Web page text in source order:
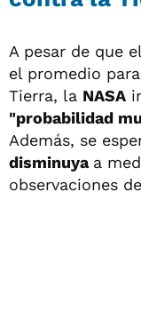
A pesar de que
el promedio
Tierra, la NASA
"probabilidad
Además, se
disminuya a
observaciones